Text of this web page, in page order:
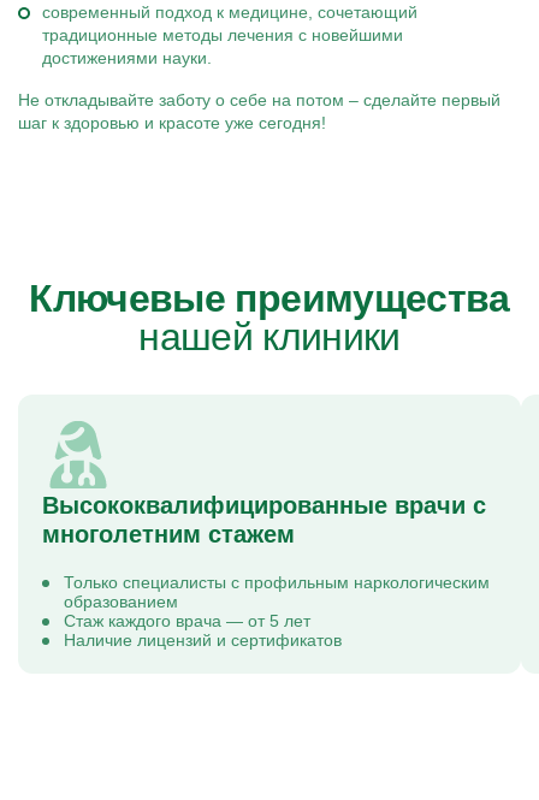
современный подход к медицине, сочетающий
традиционные методы лечения с новейшими
достижениями науки.
Не откладывайте заботу о себе на потом – сделайте первый
шаг к здоровью и красоте уже сегодня!
Ключевые преимущества
нашей клиники
Высококвалифицированные врачи с
многолетним стажем
Только специалисты с профильным наркологическим
образованием
Стаж каждого врача — от 5 лет
Наличие лицензий и сертификатов